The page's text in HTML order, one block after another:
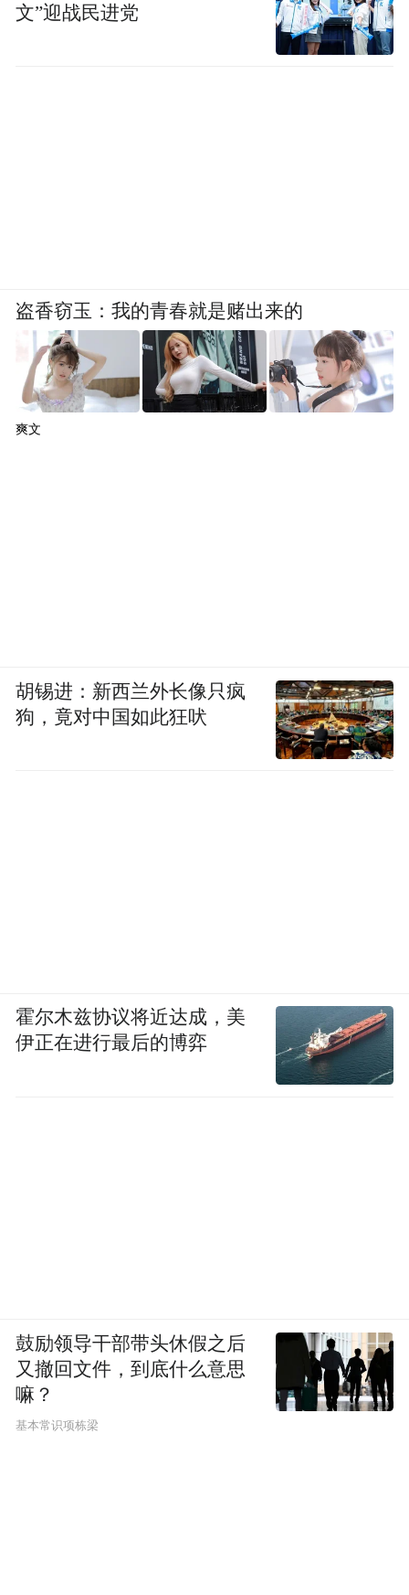
文”迎战民进党
盗香窃玉：我的青春就是赌出来的
爽文
胡锡进：新西兰外长像只疯
狗，竟对中国如此狂吠
霍尔木兹协议将近达成，美
伊正在进行最后的博弈
鼓励领导干部带头休假之后
又撤回文件，到底什么意思
嘛？
基本常识项栋梁